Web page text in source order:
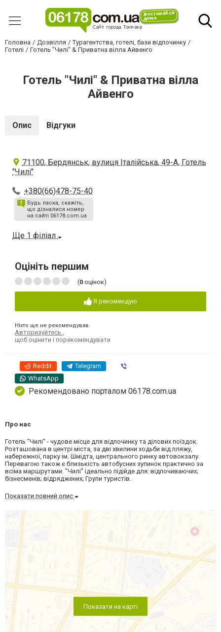
Головна Дозвілля
Турагентства, готелі, бази відпочинку
Готелі
Готель "Чилі" & Приватна вілла Айвенго
Готель "Чилі" & Приватна вілла
Айвенго
Опис Відгуки
71100, Бердянськ, вулиця Італійська, 49-А, Готель
"Чилі"
+380(66)478-75-40
Будь ласка, скажіть,
що дізналися номер
на сайті 06178.com.ua
Ще 1 філіал
Оцініть першим
(0 оцінок)
Я рекомендую
Ніхто ще не рекомендував
Авторизуйтесь ,
щоб оцінити і порекомендувати
Reddit Telegram
WhatsApp
Рекомендовано порталом 06178.com.ua
Про нас
Готель "Чилі" - чудове місце для відпочинку та ділових поїздок.
Розташована в центрі міста, за дві хвилини ходьби від пляжу,
набережної, парку ім. Шмідта, центрального ринку автовокзалу.
Перевагою також є близькість автобусних зупинок практично за
всіма маршрутами. "Чилі" ідеально підійде для: відпочиваючих;
бізнесменів; відряджених; Групи туристів.
Показати повний опис
Показати на карті